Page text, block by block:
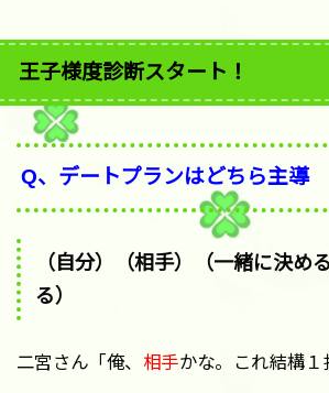
王子様度診断スタート！
Q、デートプランはどちら主導
（自分）（相手）（一緒に決め
る）
二宮さん「俺、 相手かな。これ結構１